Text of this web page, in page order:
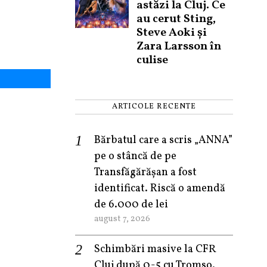
astăzi la Cluj. Ce
au cerut Sting,
Steve Aoki și
Zara Larsson în
culise
ARTICOLE RECENTE
Bărbatul care a scris „ANNA”
pe o stâncă de pe
Transfăgărășan a fost
identificat. Riscă o amendă
de 6.000 de lei
august 7, 2026
Schimbări masive la CFR